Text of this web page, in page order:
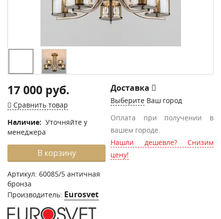
17 000 руб.
Сравнить товар
Наличие: Уточняйте у
менеджера
В корзину
Артикул: 60085/5 античная
бронза
Производитель: Eurosvet
Доставка
Выберите Ваш город
Оплата при получении в
вашем городе.
Нашли дешевле? Снизим
цену!